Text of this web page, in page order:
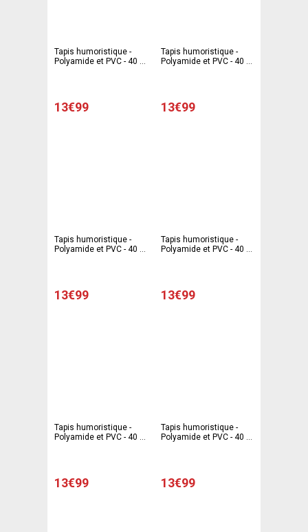
Tapis humoristique -
Polyamide et PVC - 40 x
13€99
Tapis humoristique -
Polyamide et PVC - 40 x
13€99
Tapis humoristique -
Polyamide et PVC - 40 x
13€99
Tapis humoristique -
Polyamide et PVC - 40 x
13€99
Tapis humoristique -
Polyamide et PVC - 40 x
13€99
Tapis humoristique -
Polyamide et PVC - 40 x
13€99